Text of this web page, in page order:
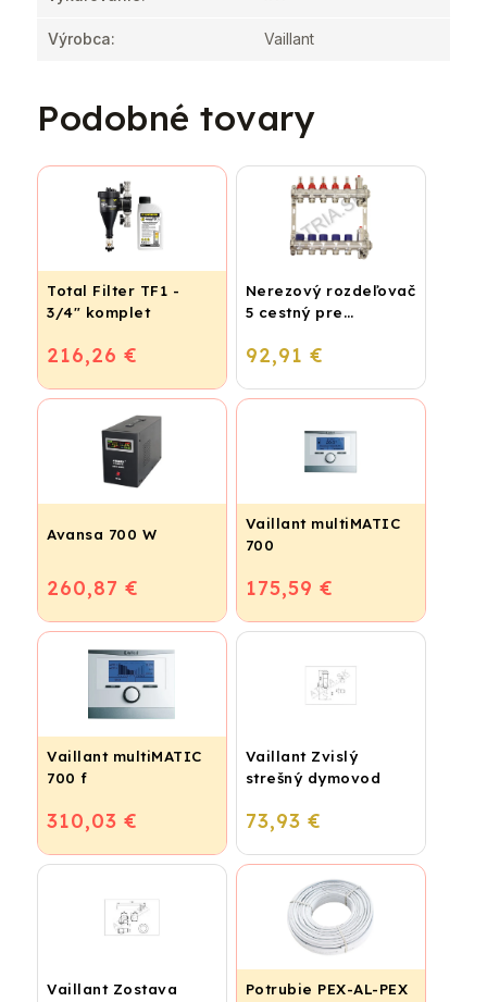
Výrobca: Vaillant
Podobné tovary
Total Filter TF1 -
3/4" komplet
216,26 €
Nerezový rozdeľovač
5 cestný pre
vykurovanie
92,91 €
Avansa 700 W
260,87 €
Vaillant multiMATIC
700
175,59 €
Vaillant multiMATIC
700 f
310,03 €
Vaillant Zvislý
strešný dymovod
73,93 €
Vaillant Zostava Potrubie PEX-AL-PEX